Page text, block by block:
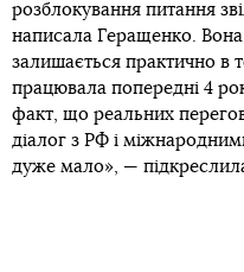
розблокування питання
написала Геращенко.
залишається практично в
працювала попередні 4
факт, що реальних
діалог з РФ і
дуже мало», —